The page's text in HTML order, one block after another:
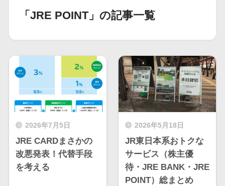
「JRE POINT」の記事一覧
2026年7月5日
JRE CARDまさかの
改悪発表！代替手段
を考える
2026年5月18日
JR東日本系おトクな
サービス（株主優
待・JRE BANK・JRE
POINT）総まとめ